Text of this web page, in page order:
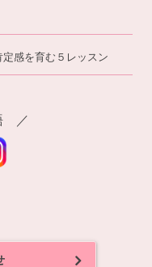
感を育む５レッスン
／